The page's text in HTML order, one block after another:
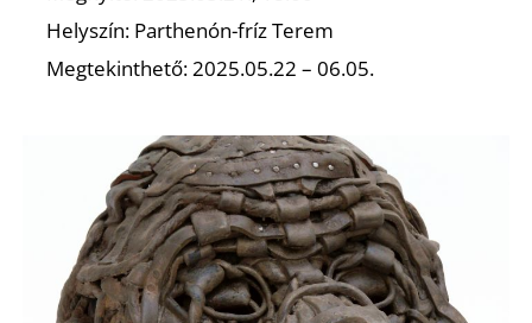
Helyszín: Parthenón-fríz Terem
Megtekinthető: 2025.05.22 – 06.05.